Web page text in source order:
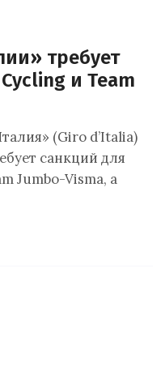
требует
и Team
(Giro d’Italia)
санкций для
Jumbo-Visma, а